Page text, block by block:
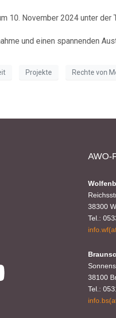
10. November 2024 unter
und einen spannenden
Projekte Rechte von
AWO-
38300
Tel.:
38100
Tel.:
Wir können